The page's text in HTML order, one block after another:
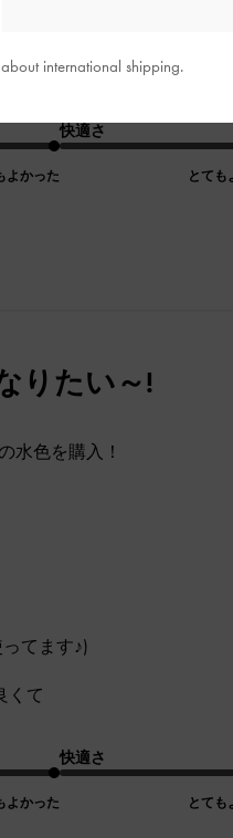
よかった
快適さ
とても
りたい～!
水色を購入！
てます♪)
くて
よかった
快適さ
とても
international shipping.